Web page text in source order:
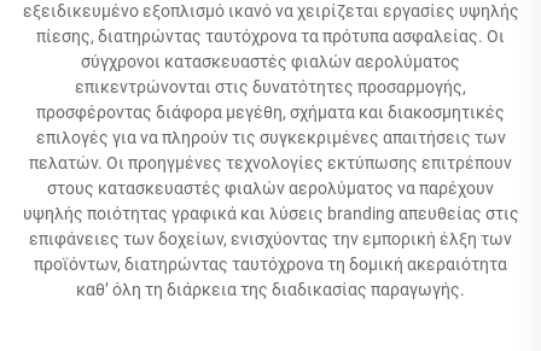
εξειδικευμένο εξοπλισμό ικανό να χειρίζεται εργασίες υψηλής
πίεσης, διατηρώντας ταυτόχρονα τα πρότυπα ασφαλείας. Οι
σύγχρονοι κατασκευαστές φιαλών αερολύματος
επικεντρώνονται στις δυνατότητες προσαρμογής,
προσφέροντας διάφορα μεγέθη, σχήματα και διακοσμητικές
επιλογές για να πληρούν τις συγκεκριμένες απαιτήσεις των
πελατών. Οι προηγμένες τεχνολογίες εκτύπωσης επιτρέπουν
στους κατασκευαστές φιαλών αερολύματος να παρέχουν
υψηλής ποιότητας γραφικά και λύσεις branding απευθείας στις
επιφάνειες των δοχείων, ενισχύοντας την εμπορική έλξη των
προϊόντων, διατηρώντας ταυτόχρονα τη δομική ακεραιότητα
καθ’ όλη τη διάρκεια της διαδικασίας παραγωγής.